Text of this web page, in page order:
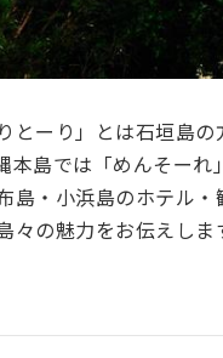
りとーり」とは石垣島
本島では「めんそー
島・小浜島のホテル
々の魅力をお伝えしま